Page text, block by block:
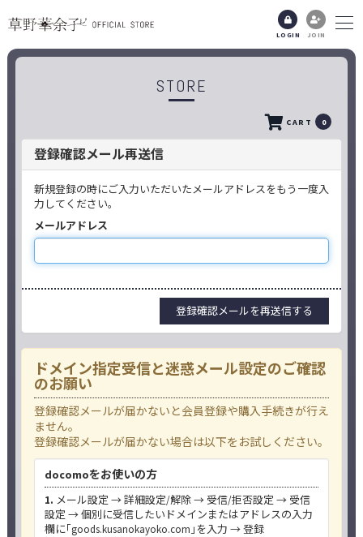
LOGIN JOIN
STORE
CART 0
登録確認メール再送信
新規登録の時にご入力いただいたメールアドレスをもう一度入
力してください。
メールアドレス
ドメイン指定受信と迷惑メール設定のご確認
のお願い
登録確認メールが届かないと会員登録や購入手続きが行え
ません。
登録確認メールが届かない場合は以下をお試しください。
docomoをお使いの方
1. メール設定 → 詳細設定/解除 → 受信/拒否設定 → 受信
設定 → 個別に受信したいドメインまたはアドレスの入力
欄に｢goods.kusanokayoko.com｣を入力 → 登録